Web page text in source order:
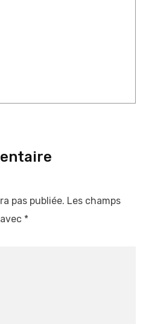
pas publiée. Les champs
*